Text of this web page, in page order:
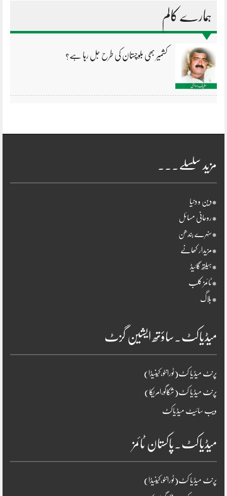
ہمارے کالم
کشمیر بھی بلوچستان کی طرح جل رہا ہے؟
مزید سلسلے۔۔۔
*دین و دنیا
*روحانی مسائل
*سنہرے بندھن
*مزیدار کھانے
*ہیلتھ گائیڈ
*ٹائمز کلب
*بلاگ
میڈیاکٹ۔ساؤتھ ایشین گزٹ
پرنٹ میڈیا کٹ(ٹورانٹو،کینیڈا)
پرنٹ میڈیا کٹ(شکاگو،امریکا)
ویب سائیٹ میڈیاکٹ
میڈیاکٹ۔پاکستان ٹائمز
پرنٹ میڈیا کٹ(ٹورانٹو،کینیڈا)